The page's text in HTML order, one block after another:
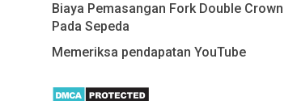
Biaya Pemasangan Fork Double Crown
Pada Sepeda
Memeriksa pendapatan YouTube